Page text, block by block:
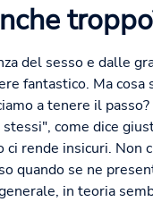
del sesso e dalle
fantastico. Ma cosa
a tenere il
come dice
ci rende insicuri. Non
quando se ne
in teoria